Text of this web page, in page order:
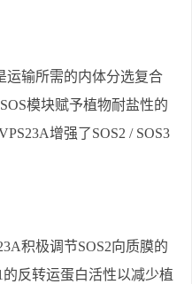
运输所需的内体分选复合
SOS模块赋予植物耐盐性的
增强了SOS2 / SOS3
积极调节SOS2向质膜的
的反转运蛋白活性以减少植